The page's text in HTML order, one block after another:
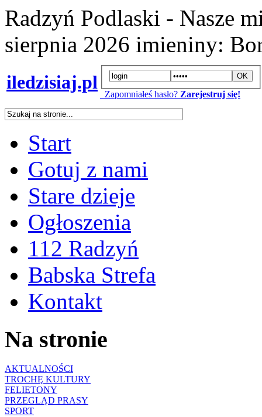
Radzyń Podlaski - Nasze
sierpnia 2026 imieniny:
iledzisiaj.pl
Zapomniałeś hasło? Zarejestruj się!
Start
Gotuj z nami
Stare dzieje
Ogłoszenia
112 Radzyń
Babska Strefa
Kontakt
Na stronie
AKTUALNOŚCI
TROCHĘ KULTURY
FELIETONY
PRZEGLĄD PRASY
SPORT